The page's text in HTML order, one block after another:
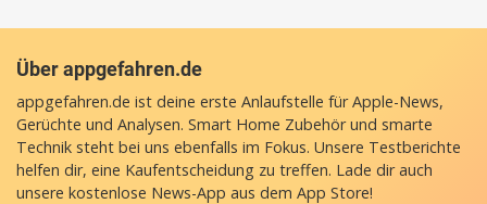
Über appgefahren.de
appgefahren.de ist deine erste Anlaufstelle für Apple-News,
Gerüchte und Analysen. Smart Home Zubehör und smarte
Technik steht bei uns ebenfalls im Fokus. Unsere Testberichte
helfen dir, eine Kaufentscheidung zu treffen. Lade dir auch
unsere kostenlose News-App aus dem App Store!